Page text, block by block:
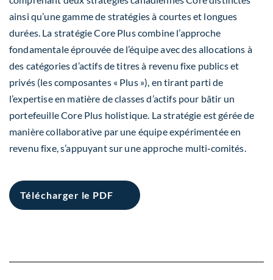
ainsi qu’une gamme de stratégies à courtes et longues
durées. La stratégie Core Plus combine l’approche
fondamentale éprouvée de l’équipe avec des allocations à
des catégories d’actifs de titres à revenu fixe publics et
privés (les composantes « Plus »), en tirant parti de
l’expertise en matière de classes d’actifs pour bâtir un
portefeuille Core Plus holistique. La stratégie est gérée de
manière collaborative par une équipe expérimentée en
revenu fixe, s’appuyant sur une approche multi‑comités.
Télécharger le PDF